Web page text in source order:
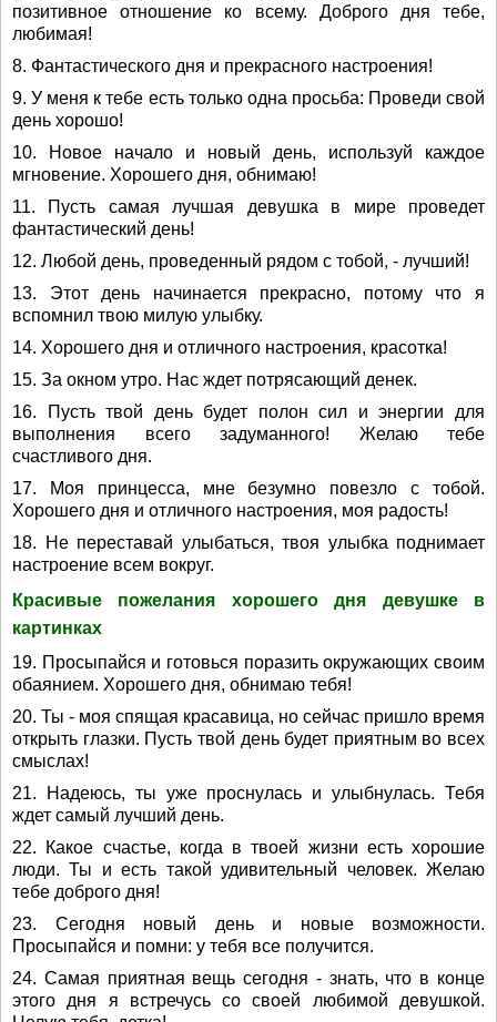
позитивное отношение ко всему. Доброго дня тебе,
любимая!
8. Фантастического дня и прекрасного настроения!
9. У меня к тебе есть только одна просьба: Проведи свой
день хорошо!
10. Новое начало и новый день, используй каждое
мгновение. Хорошего дня, обнимаю!
11. Пусть самая лучшая девушка в мире проведет
фантастический день!
12. Любой день, проведенный рядом с тобой, - лучший!
13. Этот день начинается прекрасно, потому что я
вспомнил твою милую улыбку.
14. Хорошего дня и отличного настроения, красотка!
15. За окном утро. Нас ждет потрясающий денек.
16. Пусть твой день будет полон сил и энергии для
выполнения всего задуманного! Желаю тебе
счастливого дня.
17. Моя принцесса, мне безумно повезло с тобой.
Хорошего дня и отличного настроения, моя радость!
18. Не переставай улыбаться, твоя улыбка поднимает
настроение всем вокруг.
Красивые пожелания хорошего дня девушке в
картинках
19. Просыпайся и готовься поразить окружающих своим
обаянием. Хорошего дня, обнимаю тебя!
20. Ты - моя спящая красавица, но сейчас пришло время
открыть глазки. Пусть твой день будет приятным во всех
смыслах!
21. Надеюсь, ты уже проснулась и улыбнулась. Тебя
ждет самый лучший день.
22. Какое счастье, когда в твоей жизни есть хорошие
люди. Ты и есть такой удивительный человек. Желаю
тебе доброго дня!
23. Сегодня новый день и новые возможности.
Просыпайся и помни: у тебя все получится.
24. Самая приятная вещь сегодня - знать, что в конце
этого дня я встречусь со своей любимой девушкой.